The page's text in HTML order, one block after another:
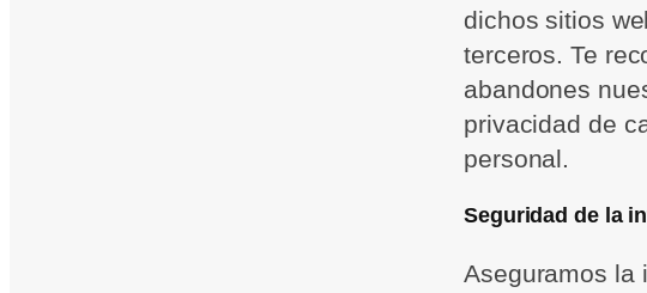
dichos sitios
terceros. Te
abandones
privacidad de
personal.
Seguridad de la
Aseguramos la